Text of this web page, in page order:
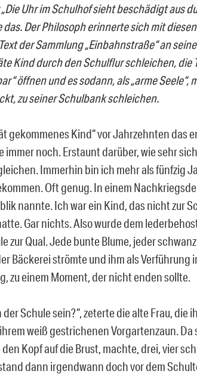
Uhr im Schulhof sieht beschädigt aus
Der Philosoph erinnerte sich mit
der Sammlung „Einbahnstraße“ an
Kind durch den Schulflur schleichen, die
öffnen und es sodann, als „arme Seele“,
zu seiner Schulbank schleichen.
gekommenes Kind“ vor Jahrzehnten das
immer noch. Erstaunt darüber, wie sehr
Immerhin bin ich mehr als fünfzig
Oft genug. In einem
nannte. Ich war ein Kind, das nicht zur
Gar nichts. Also wurde dem
zur Qual. Jede bunte Blume, jeder
Bäckerei strömte und ihm als Verführung
zu einem Moment, der nicht enden sollte.
Schule sein?“, zeterte die alte Frau, die
weiß gestrichenen Vorgartenzaun. Da
Kopf auf die Brust, machte, drei, vier
dann irgendwann doch vor dem